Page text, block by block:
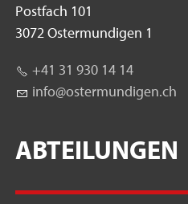
Postfach 101
3072 Ostermundigen 1
+41 31 930 14 14
nf
st rm nd g n ch
ABTEILUNGEN